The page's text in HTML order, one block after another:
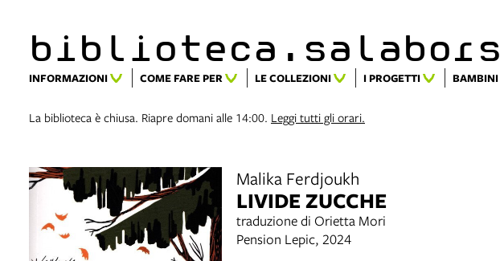
INFORMAZIONI COME FARE PER LE COLLEZIONI I PROGETTI BAMBINI
La biblioteca è chiusa. Riapre domani alle 14:00. Leggi tutti gli orari.
Malika Ferdjoukh
LIVIDE ZUCCHE
traduzione di Orietta Mori
Pension Lepic, 2024